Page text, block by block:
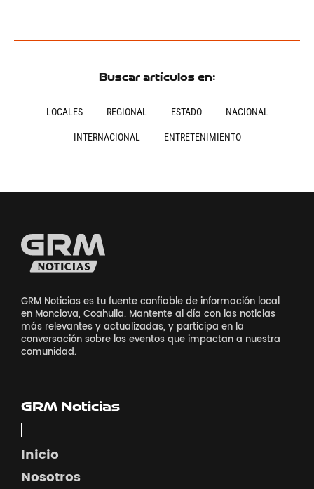
Buscar artículos en:
LOCALES REGIONAL ESTADO NACIONAL
INTERNACIONAL ENTRETENIMIENTO
GRM Noticias es tu fuente confiable de información local
en Monclova, Coahuila. Mantente al día con las noticias
más relevantes y actualizadas, y participa en la
conversación sobre los eventos que impactan a nuestra
comunidad.
GRM Noticias
Inicio
Nosotros